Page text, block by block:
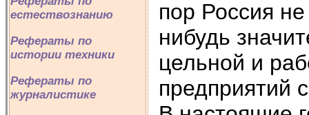
естествознанию
Рефераты по
истории техники
Рефераты по
журналистике
пор Россия
нибудь
цельной и
предприятий